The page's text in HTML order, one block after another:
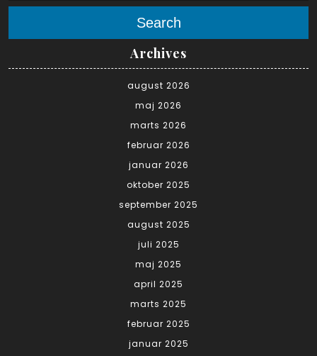
Search
Archives
august 2026
maj 2026
marts 2026
februar 2026
januar 2026
oktober 2025
september 2025
august 2025
juli 2025
maj 2025
april 2025
marts 2025
februar 2025
januar 2025